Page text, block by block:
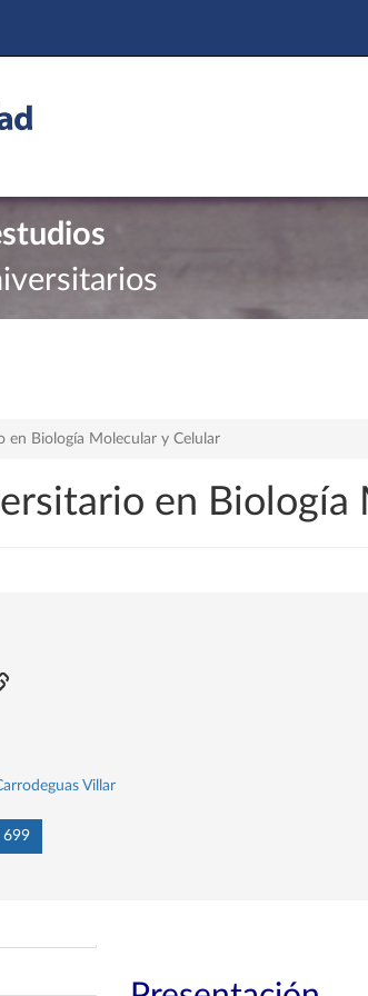
en Biología Molecular y Celular
en Biología
Villar
699